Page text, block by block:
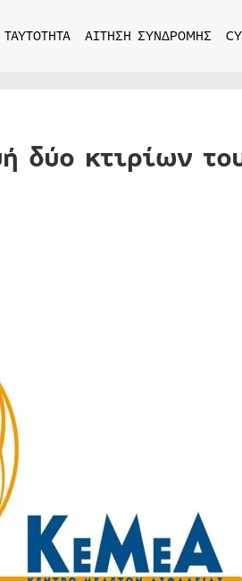
ΤΑΥΤΟΤΗΤΑ ΑΙΤΗΣΗ ΣΥΝΔΡΟΜΗΣ
δύο κτιρίων